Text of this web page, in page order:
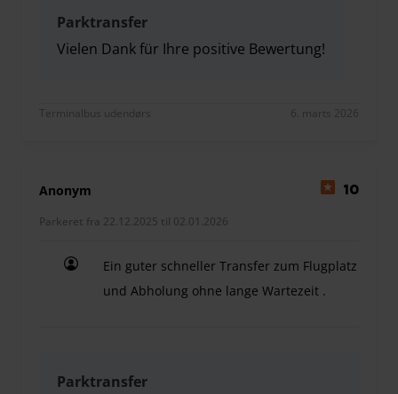
Parktransfer
Vielen Dank für Ihre positive Bewertung!
Terminalbus udendørs 6. marts 2026
Anonym 10
Parkeret fra 22.12.2025 til 02.01.2026
Ein guter schneller Transfer zum Flugplatz
und Abholung ohne lange Wartezeit .
Parktransfer